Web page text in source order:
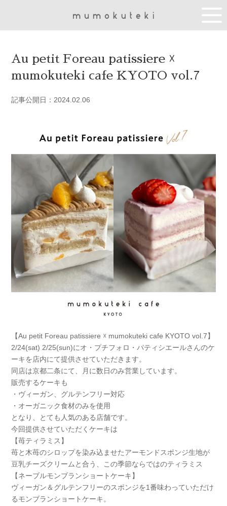
Au petit Foreau patissiere ☓
mumokuteki cafe KYOTO vol.7
記事公開日：2024.02.06
【Au petit Foreau patissiere ☓ mumokuteki cafe KYOTO vol.7】
2/24(sat) 2/25(sun)にオ・プチフォロ・パティシエールさんのケ
ーキを店内にて提供させていただきます。
同店は京都二条にて、月に数日のみ営業しています。
販売するケーキも
・ヴィーガン、グルテンフリー対応
・オーガニック食材のみを使用
となり、とても人気のある店舗です。
今回提供させていただくケーキは
【苺ティラミス】
苺と木苺のシロップを染み込ませたアーモンドスポンジ生地が
豆乳チーズクリームと合う、この季節ならではのティラミス
【ネーブルモンブランショートケーキ】
ヴィーガン＆グルテンフリーのスポンジを1番味わっていただけ
るモンブランショートケーキ。